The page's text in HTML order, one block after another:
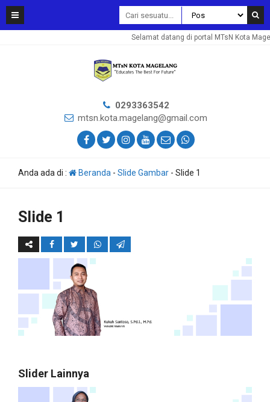
Selamat datang di portal MTsN Kota
0293363542
mtsn.kota.magelang@gmail.com
Anda ada di : Beranda - Slide Gambar - Slide 1
Slide 1
Slider Lainnya